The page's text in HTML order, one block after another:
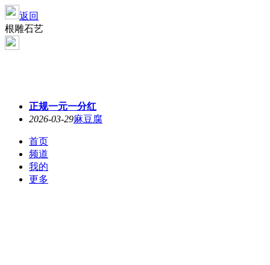
返回
根雕石艺
正规一元一分红
2026-03-29麻豆腐
首页
频道
我的
更多